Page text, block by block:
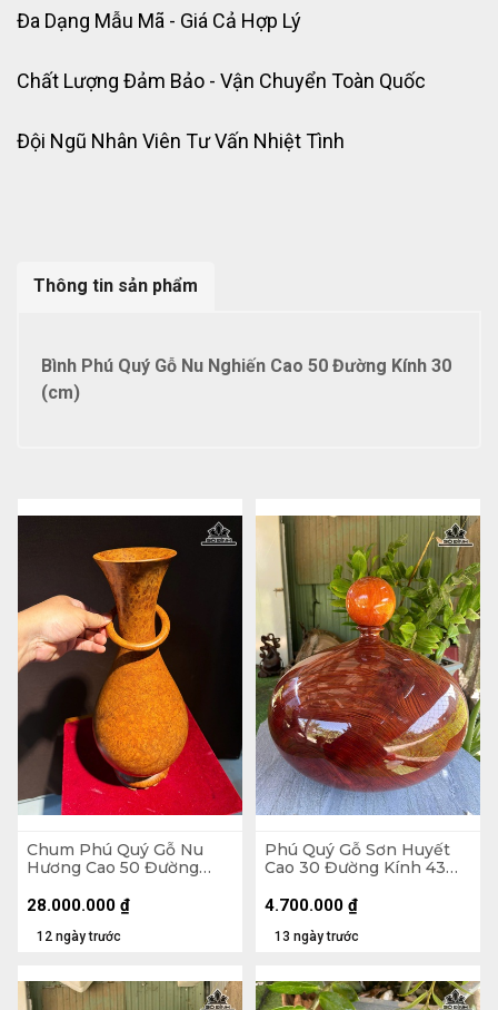
Đa Dạng Mẫu Mã - Giá Cả Hợp Lý
Chất Lượng Đảm Bảo - Vận Chuyển Toàn Quốc
Đội Ngũ Nhân Viên Tư Vấn Nhiệt Tình
Thông tin sản phẩm
Bình Phú Quý Gỗ Nu Nghiến Cao 50 Đường Kính 30
(cm)
Chum Phú Quý Gỗ Nu
Hương Cao 50 Đường
12 ngày trước
28.000.000 ₫
Phú Quý Gỗ Sơn Huyết
Cao 30 Đường Kính 43
13 ngày trước
4.700.000 ₫